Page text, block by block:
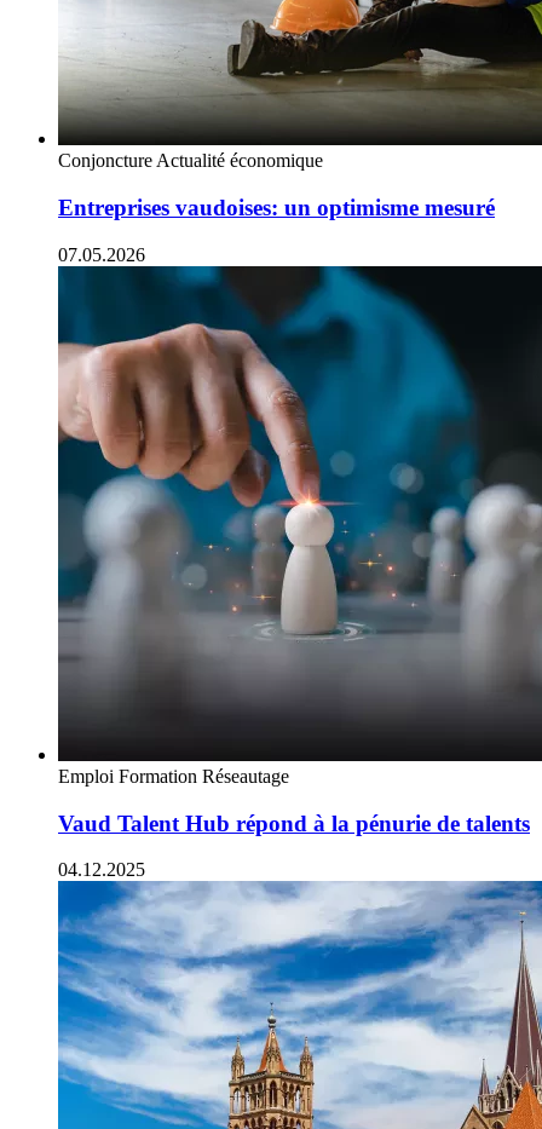
ConjonctureActualité économique
Entreprises vaudoises: un optimisme mesuré
07.05.2026
Emploi Formation Réseautage
Vaud Talent Hub répond à la pénurie de talents
04.12.2025